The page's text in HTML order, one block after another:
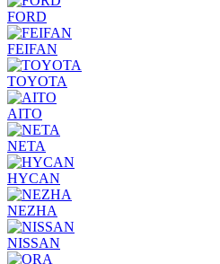
FORD
FEIFAN
TOYOTA
AITO
NETA
HYCAN
NEZHA
NISSAN